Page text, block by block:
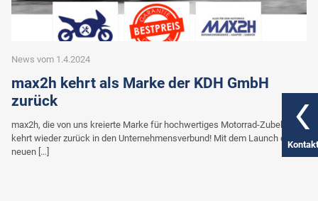
News vom 1.4.2024
max2h kehrt als Marke der KDH GmbH
zurück
max2h, die von uns kreierte Marke für hochwertiges Motorrad-Zubehör,
kehrt wieder zurück in den Unternehmensverbund! Mit dem Launch des
neuen […]
Kontakt